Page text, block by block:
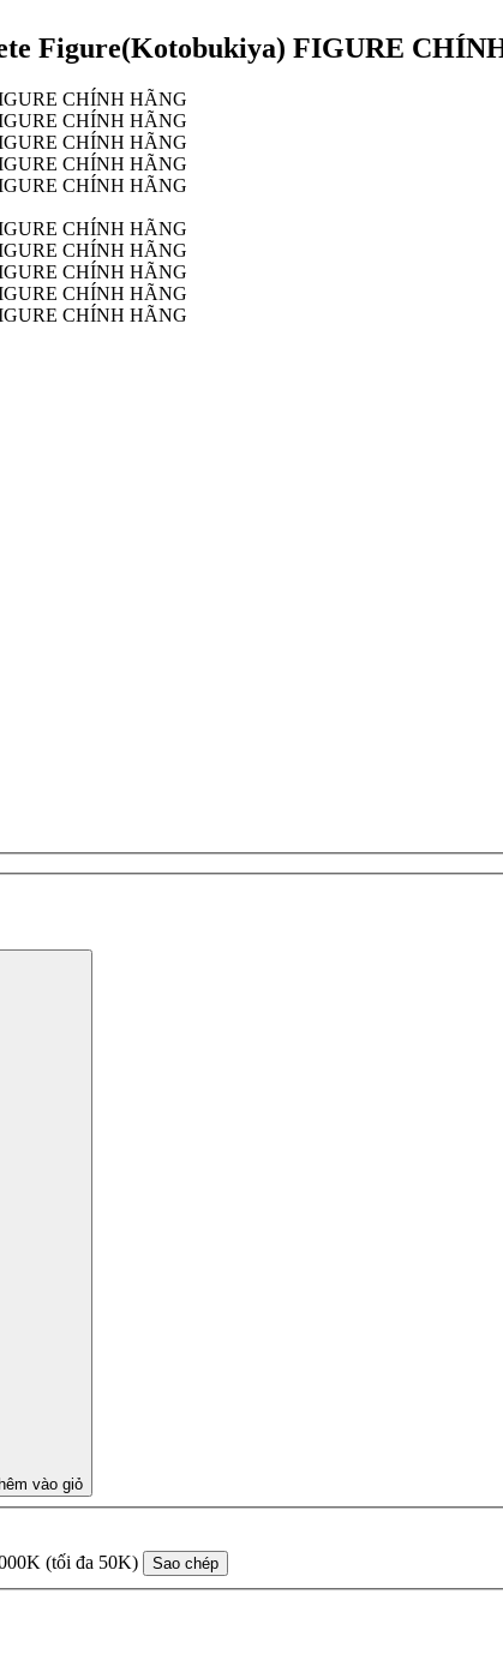
Figure(Kotobukiya) FIGURE
vào giỏ
(tối đa 50K) Sao chép